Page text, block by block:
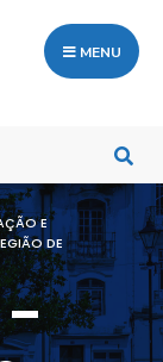
MENU
E
DE
–